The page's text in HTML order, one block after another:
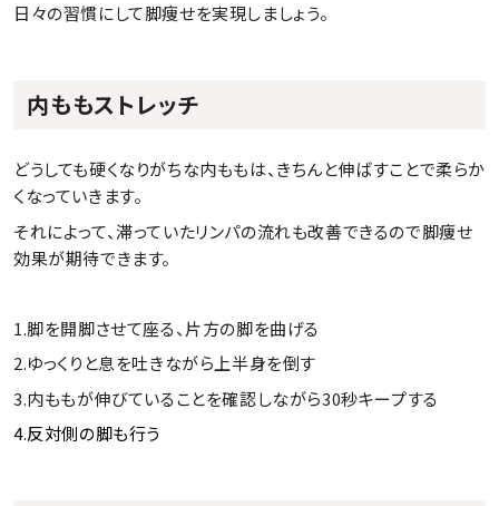
日々の習慣にして脚痩せを実現しましょう。
内ももストレッチ
どうしても硬くなりがちな内ももは、きちんと伸ばすことで柔らか
くなっていきます。
それによって、滞っていたリンパの流れも改善できるので脚痩せ
効果が期待できます。
1.脚を開脚させて座る、片方の脚を曲げる
2.ゆっくりと息を吐きながら上半身を倒す
3.内ももが伸びていることを確認しながら30秒キープする
4.反対側の脚も行う